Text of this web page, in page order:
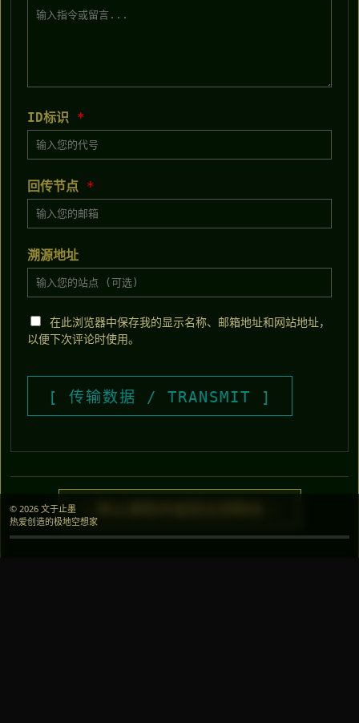
ID标识 *
回传节点 *
溯源地址
在此浏览器中保存我的显示名称、邮箱地址和网站地址，
以便下次评论时使用。
© 2026 文于止墨
热爱创造的极地空想家